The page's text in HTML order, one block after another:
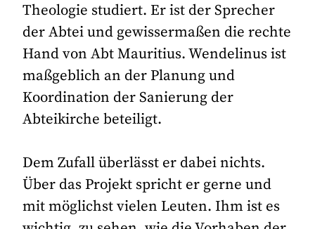
Theologie studiert. Er ist der Sprecher
der Abtei und gewissermaßen die rechte
Hand von Abt Mauritius. Wendelinus ist
maßgeblich an der Planung und
Koordination der Sanierung der
Abteikirche beteiligt.
Dem Zufall überlässt er dabei nichts.
Über das Projekt spricht er gerne und
mit möglichst vielen Leuten. Ihm ist es